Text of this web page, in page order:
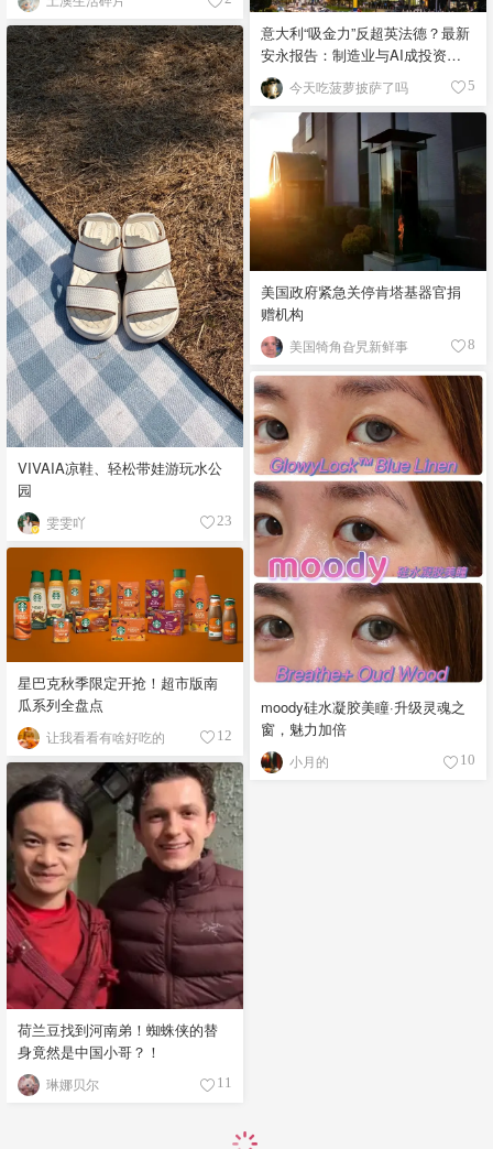
意大利“吸金力”反超英法德？最新
安永报告：制造业与AI成投资新
宠！ 今天吃菠萝披萨了吗 5
VIVAIA凉鞋、轻松带娃游玩水公
园
雯雯吖 23
美国政府紧急关停肯塔基器官捐
赠机构
美国犄角旮旯新鲜事 8
moody硅水凝胶美瞳·升级灵魂之
窗，魅力加倍
小月的 10
星巴克秋季限定开抢！超市版南
瓜系列全盘点
让我看看有啥好吃的 12
荷兰豆找到河南弟！蜘蛛侠的替
身竟然是中国小哥？！
琳娜贝尔 11